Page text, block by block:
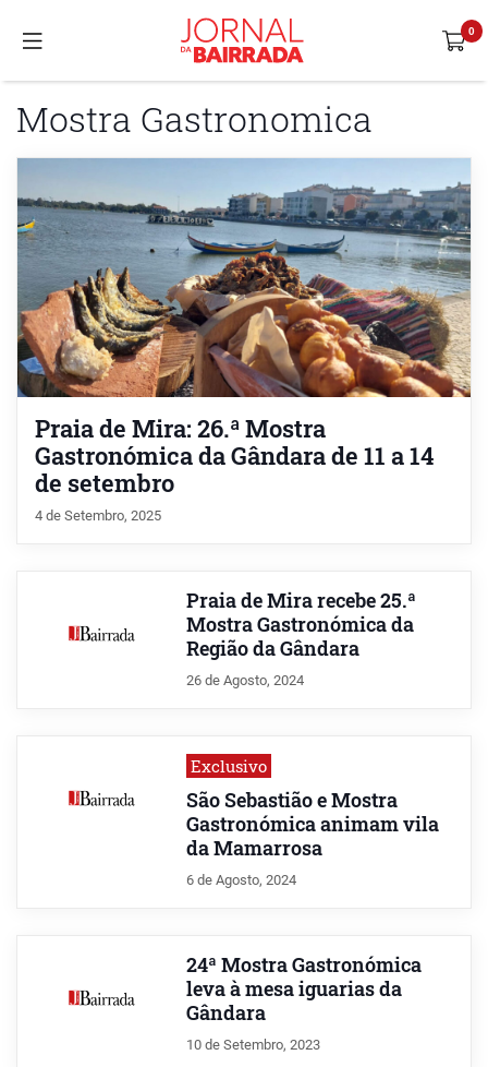
Mostra Gastronomica
Praia de Mira: 26.ª Mostra
Gastronómica da Gândara de 11 a 14
de setembro
4 de Setembro, 2025
Praia de Mira recebe 25.ª
Mostra Gastronómica da
Região da Gândara
26 de Agosto, 2024
Exclusivo
São Sebastião e Mostra
Gastronómica animam vila
da Mamarrosa
6 de Agosto, 2024
24ª Mostra Gastronómica
leva à mesa iguarias da
Gândara
10 de Setembro, 2023